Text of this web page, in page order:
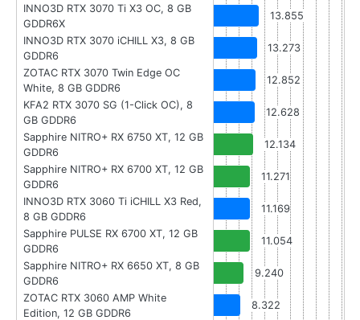
INNO3D RTX 3070 Ti X3 OC, 8 GB
GDDR6X
13.855
INNO3D RTX 3070 iCHILL X3, 8 GB
GDDR6
13.273
ZOTAC RTX 3070 Twin Edge OC
White, 8 GB GDDR6
12.852
KFA2 RTX 3070 SG (1-Click OC), 8
GB GDDR6
12.628
Sapphire NITRO+ RX 6750 XT, 12 GB
GDDR6
12.134
Sapphire NITRO+ RX 6700 XT, 12 GB
GDDR6
11.271
INNO3D RTX 3060 Ti iCHILL X3 Red,
8 GB GDDR6
11.169
Sapphire PULSE RX 6700 XT, 12 GB
GDDR6
11.054
Sapphire NITRO+ RX 6650 XT, 8 GB
GDDR6
9.240
ZOTAC RTX 3060 AMP White
Edition, 12 GB GDDR6
8.322